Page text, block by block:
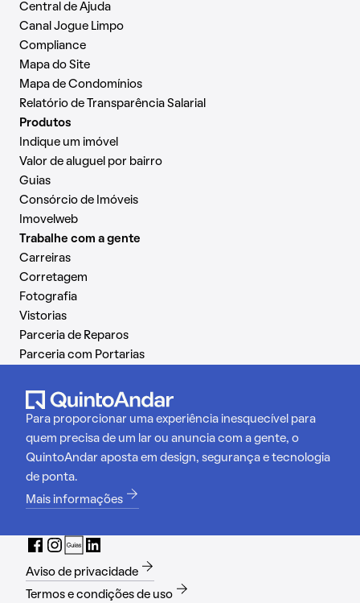
Central de Ajuda
Canal Jogue Limpo
Compliance
Mapa do Site
Mapa de Condomínios
Relatório de Transparência Salarial
Produtos
Indique um imóvel
Valor de aluguel por bairro
Guias
Consórcio de Imóveis
Imovelweb
Trabalhe com a gente
Carreiras
Corretagem
Fotografia
Vistorias
Parceria de Reparos
Parceria com Portarias
Para proporcionar uma experiência inesquecível para
quem precisa de um lar ou anuncia com a gente, o
QuintoAndar aposta em design, segurança e tecnologia
de ponta.
Mais informações
Aviso de privacidade
Termos e condições de uso